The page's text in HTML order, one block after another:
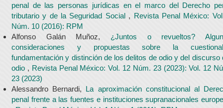
penal de las personas jurídicas en el marco del Derecho
tributario y de la Seguridad Social , Revista Penal México:
Núm. 10 (2016): RPM
Alfonso Galán Muñoz, ¿Juntos o revueltos?
consideraciones y propuestas sobre la
fundamentación y distinción de los delitos de odio y del discurso
odio , Revista Penal México: Vol. 12 Núm. 23 (2023): Vol. 12
23 (2023)
Alessandro Bernardi, La aproximación constitucional al
penal frente a las fuentes e instituciones supranacionales